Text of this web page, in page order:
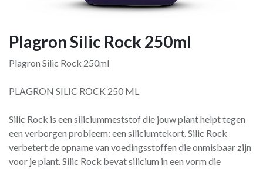
Plagron Silic Rock 250ml
Plagron Silic Rock 250ml
PLAGRON SILIC ROCK 250 ML
Silic Rock is een siliciummeststof die jouw plant helpt tegen
een verborgen probleem: een siliciumtekort. Silic Rock
verbetert de opname van voedingsstoffen die onmisbaar zijn
voor je plant. Silic Rock bevat silicium in een vorm die